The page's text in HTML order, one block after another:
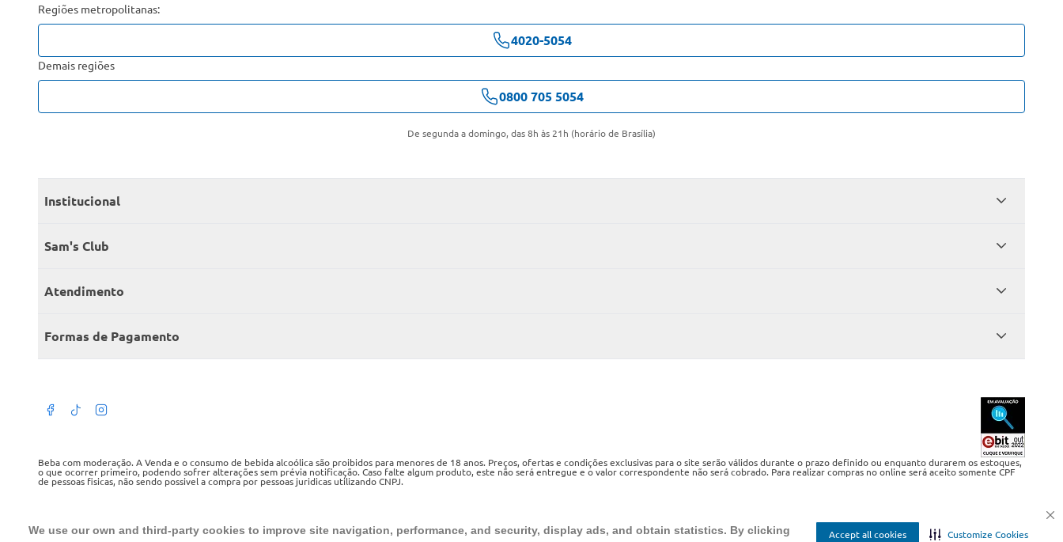
We use our own and third-party cookies to improve site navigation, performance, and security, display ads, and obtain statistics. By clicking
Accept all cookies Customize Cookies
Regiões metropolitanas:
4020-5054
Demais regiões
0800 705 5054
De segunda a domingo, das 8h às 21h (horário de Brasília)
Institucional
Quem somos
Encontre um Clube
Sam's Club
Seja sócio
Member’s Mark
Atendimento
Fale conosco
Atendimento em libras
Termos de Uso
Política de privacidade
Formas de Pagamento
Beba com moderação. A Venda e o consumo de bebida alcoólica são proibidos para menores de 18 anos. Preços, ofertas e condições exclusivas para o site serão válidos durante o prazo definido ou enquanto durarem os estoques,
o que ocorrer primeiro, podendo sofrer alterações sem prévia notificação. Caso falte algum produto, este não será entregue e o valor correspondente não será cobrado. Para realizar compras no online será aceito somente CPF
de pessoas fisicas, não sendo possivel a compra por pessoas juridicas utilizando CNPJ.